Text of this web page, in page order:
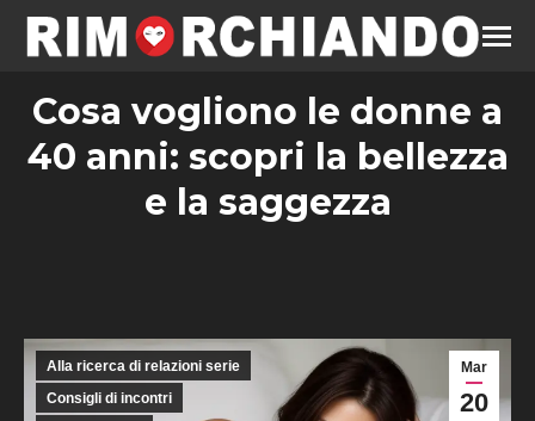
Cosa vogliono le donne a
40 anni: scopri la bellezza
e la saggezza
Mar
20
Alla ricerca di relazioni serie
Consigli di incontri